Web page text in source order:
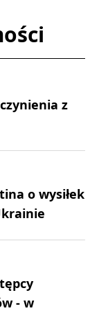
z
o wysiłek
- w